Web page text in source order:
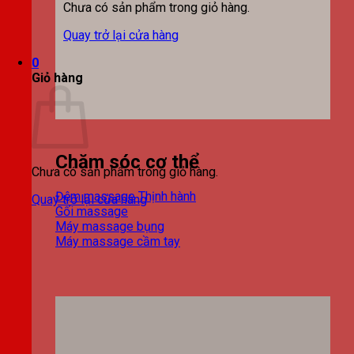
Chưa có sản phẩm trong giỏ hàng.
Quay trở lại cửa hàng
0
Giỏ hàng
Chưa có sản phẩm trong giỏ hàng.
Quay trở lại cửa hàng
Chăm sóc cơ thể
Đệm massage
Gối massage
Máy massage bụng
Máy massage cầm tay